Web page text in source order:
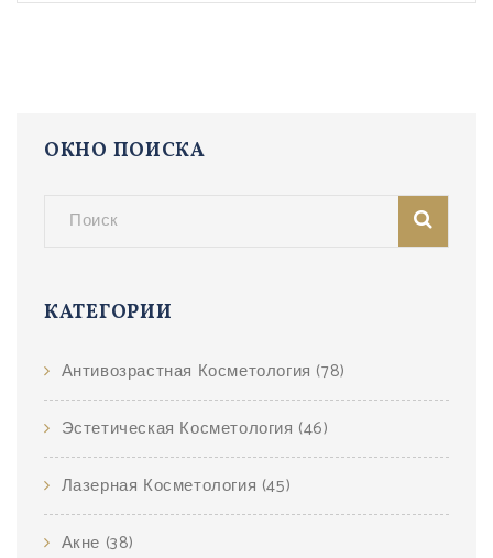
ОКНО ПОИСКА
КАТЕГОРИИ
Антивозрастная Косметология (78)
Эстетическая Косметология (46)
Лазерная Косметология (45)
Акне (38)